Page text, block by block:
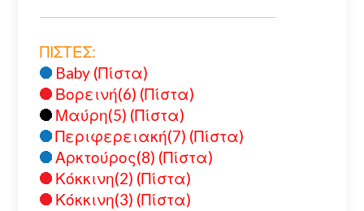
ΠΙΣΤΕΣ:
Baby (Πίστα)
Βορεινή(6) (Πίστα)
Μαύρη(5) (Πίστα)
Περιφερειακή(7) (Πίστα)
Αρκτούρος(8) (Πίστα)
Κόκκινη(2) (Πίστα)
Κόκκινη(3) (Πίστα)